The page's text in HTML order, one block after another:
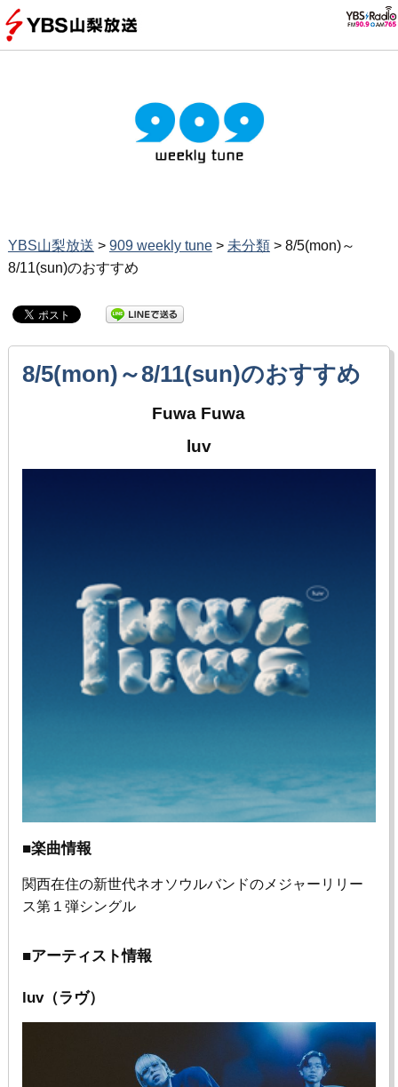
YBS山梨放送 > 909 weekly tune> 未分類> 8/5(mon)～
8/11(sun)のおすすめ
8/5(mon)～8/11(sun)のおすすめ
Fuwa Fuwa
luv
■楽曲情報
関西在住の新世代ネオソウルバンドのメジャーリリー
ス第１弾シングル
■アーティスト情報
luv（ラヴ）